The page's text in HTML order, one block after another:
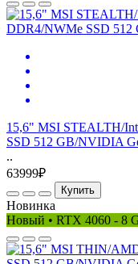
15,6" MSI STEALTH/
SSD 512 GB/NVIDIA
..
63999₽
Купить
Новинка
Новый • RTX 4060 - 8